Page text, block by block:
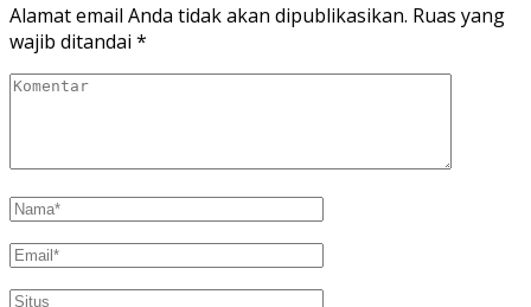
Alamat email Anda tidak akan dipublikasikan. Ruas yang
wajib ditandai *